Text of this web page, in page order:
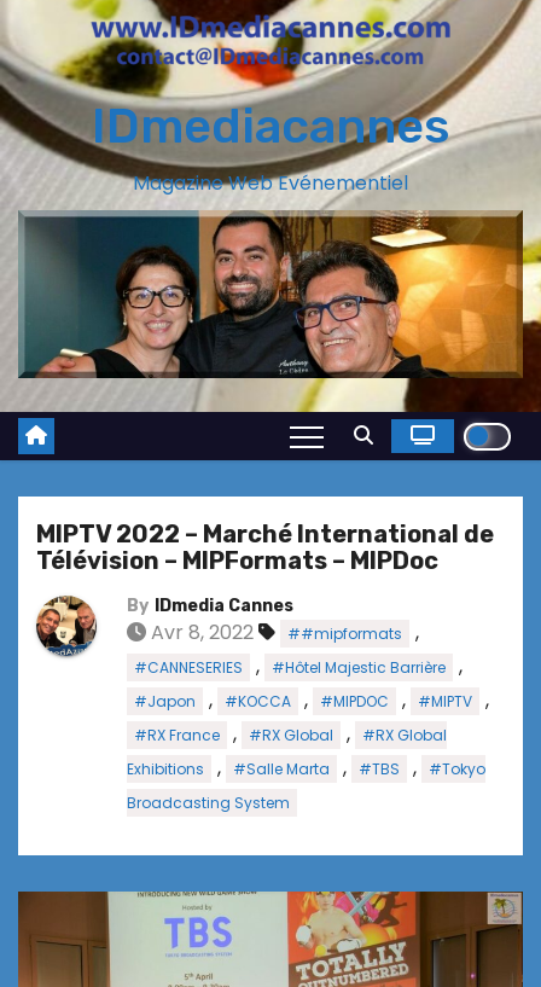
IDmediacannes
Magazine Web Evénementiel
MIPTV 2022 – Marché International de
Télévision – MIPFormats – MIPDoc
By IDmedia Cannes
Avr 8, 2022 ##mipformats ,
#CANNESERIES , #Hôtel Majestic Barrière ,
#Japon , #KOCCA , #MIPDOC , #MIPTV ,
#RX France , #RX Global ,
#RX Global
Exhibitions
, #Salle Marta , #TBS ,
#Tokyo
Broadcasting System